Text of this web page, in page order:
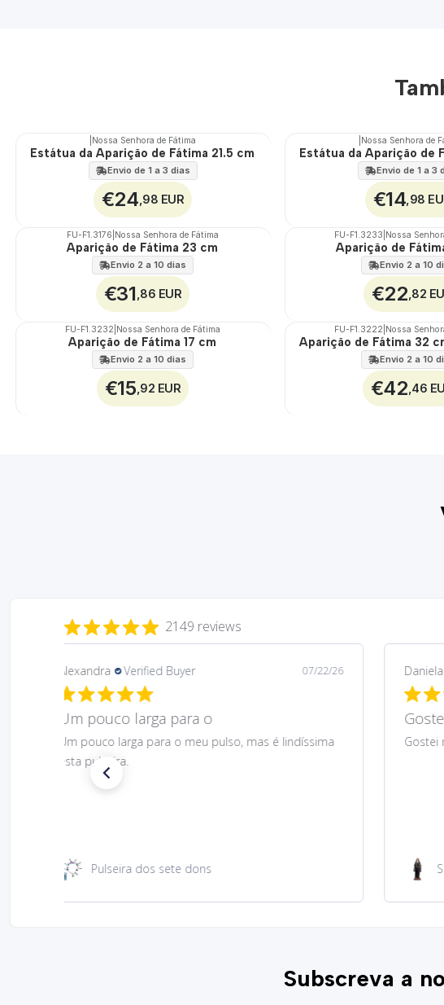
Nossa Senhora de Fátima
Estátua da Aparição de Fátima 21.5 cm
Envio de 1 a 3 dias
€24 ,98 EUR
Nossa Senhora de
Estátua da Aparição de
Envio de 1 a 3
€14 ,98
FU-F1.3176 Nossa Senhora de Fátima
Aparição de Fátima 23 cm
Envio 2 a 10 dias
€31 ,86 EUR
FU-F1.3233 Nossa
Aparição de
Envio 2 a 10
€22 ,82
FU-F1.3232 Nossa Senhora de Fátima
Aparição de Fátima 17 cm
Envio 2 a 10 dias
€15 ,92 EUR
🇵🇹
FU-F1.3222 Nossa
Aparição de Fátima 32
Envio 2 a 10
€42 ,46
2149 reviews
Daniela Verified Buyer 08/06/26
Gostei muito bem linda 😊
Gostei muito bem linda 😊
Santa Rita 49 cm
Daniela
Gostei
Subscreva a